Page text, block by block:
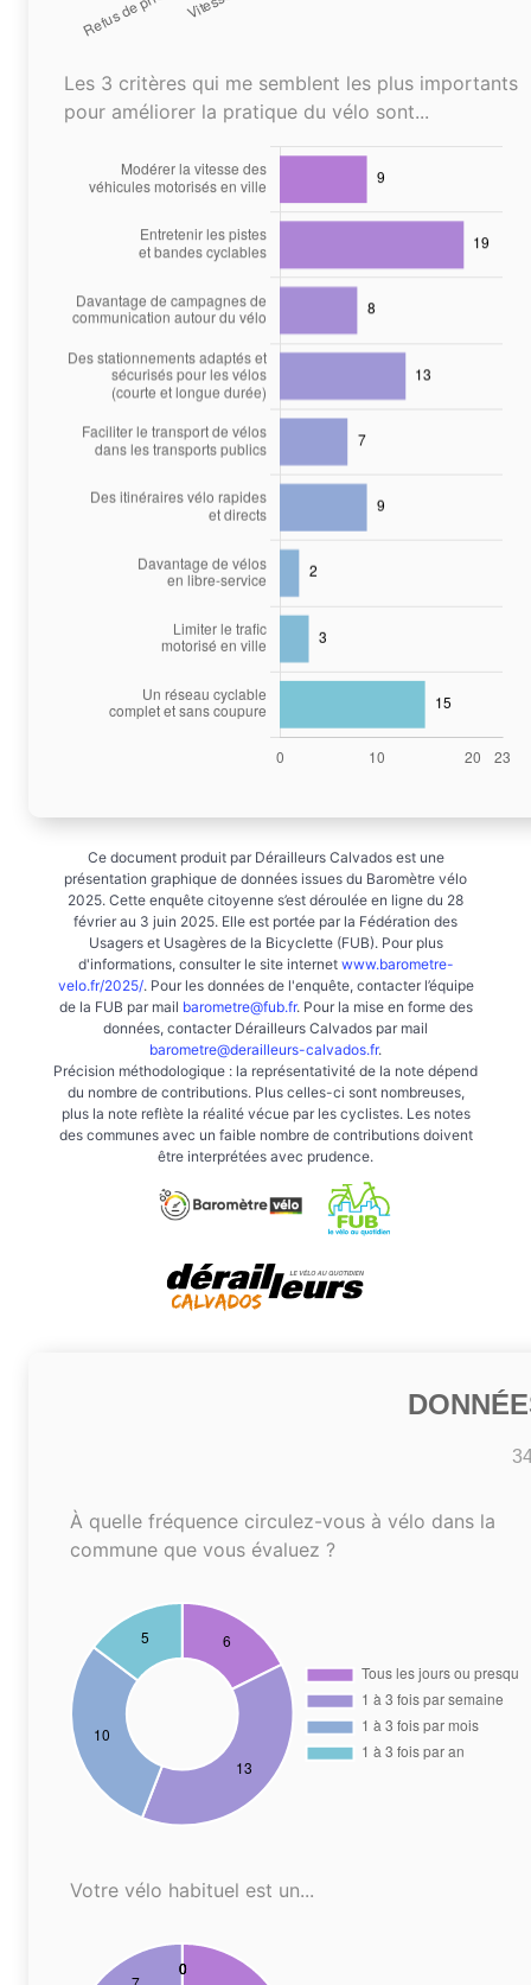
Les 3 critères qui me semblent les plus importants
pour améliorer la pratique du vélo sont...
Ce document produit par Dérailleurs Calvados est une
présentation graphique de données issues du Baromètre vélo
2025. Cette enquête citoyenne s’est déroulée en ligne du 28
février au 3 juin 2025. Elle est portée par la Fédération des
Usagers et Usagères de la Bicyclette (FUB). Pour plus
d'informations, consulter le site internet www.barometre-
velo.fr/2025/. Pour les données de l'enquête, contacter l’équipe
de la FUB par mail barometre@fub.fr. Pour la mise en forme des
données, contacter Dérailleurs Calvados par mail
barometre@derailleurs-calvados.fr.
Précision méthodologique : la représentativité de la note dépend
du nombre de contributions. Plus celles-ci sont nombreuses,
plus la note reflète la réalité vécue par les cyclistes. Les notes
des communes avec un faible nombre de contributions doivent
être interprétées avec prudence.
À quelle fréquence circulez-vous à vélo dans la
commune que vous évaluez ?
Votre vélo habituel est un...